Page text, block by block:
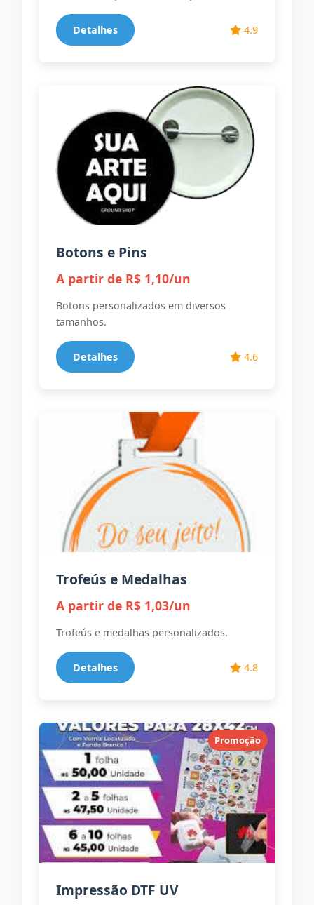
Detalhes 4.9
Botons e Pins
A partir de R$ 1,10/un
Botons personalizados em diversos
tamanhos.
Detalhes 4.6
Trofeús e Medalhas
A partir de R$ 1,03/un
Trofeús e medalhas personalizados.
Detalhes 4.8
Promoção
Impressão DTF UV